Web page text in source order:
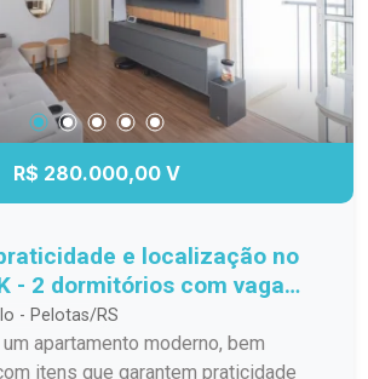
R$ 280.000,00 V
e localização no
- 2 dormitórios com vaga
- Pelotas/RS
apartamento moderno, bem
itens que garantem praticidade